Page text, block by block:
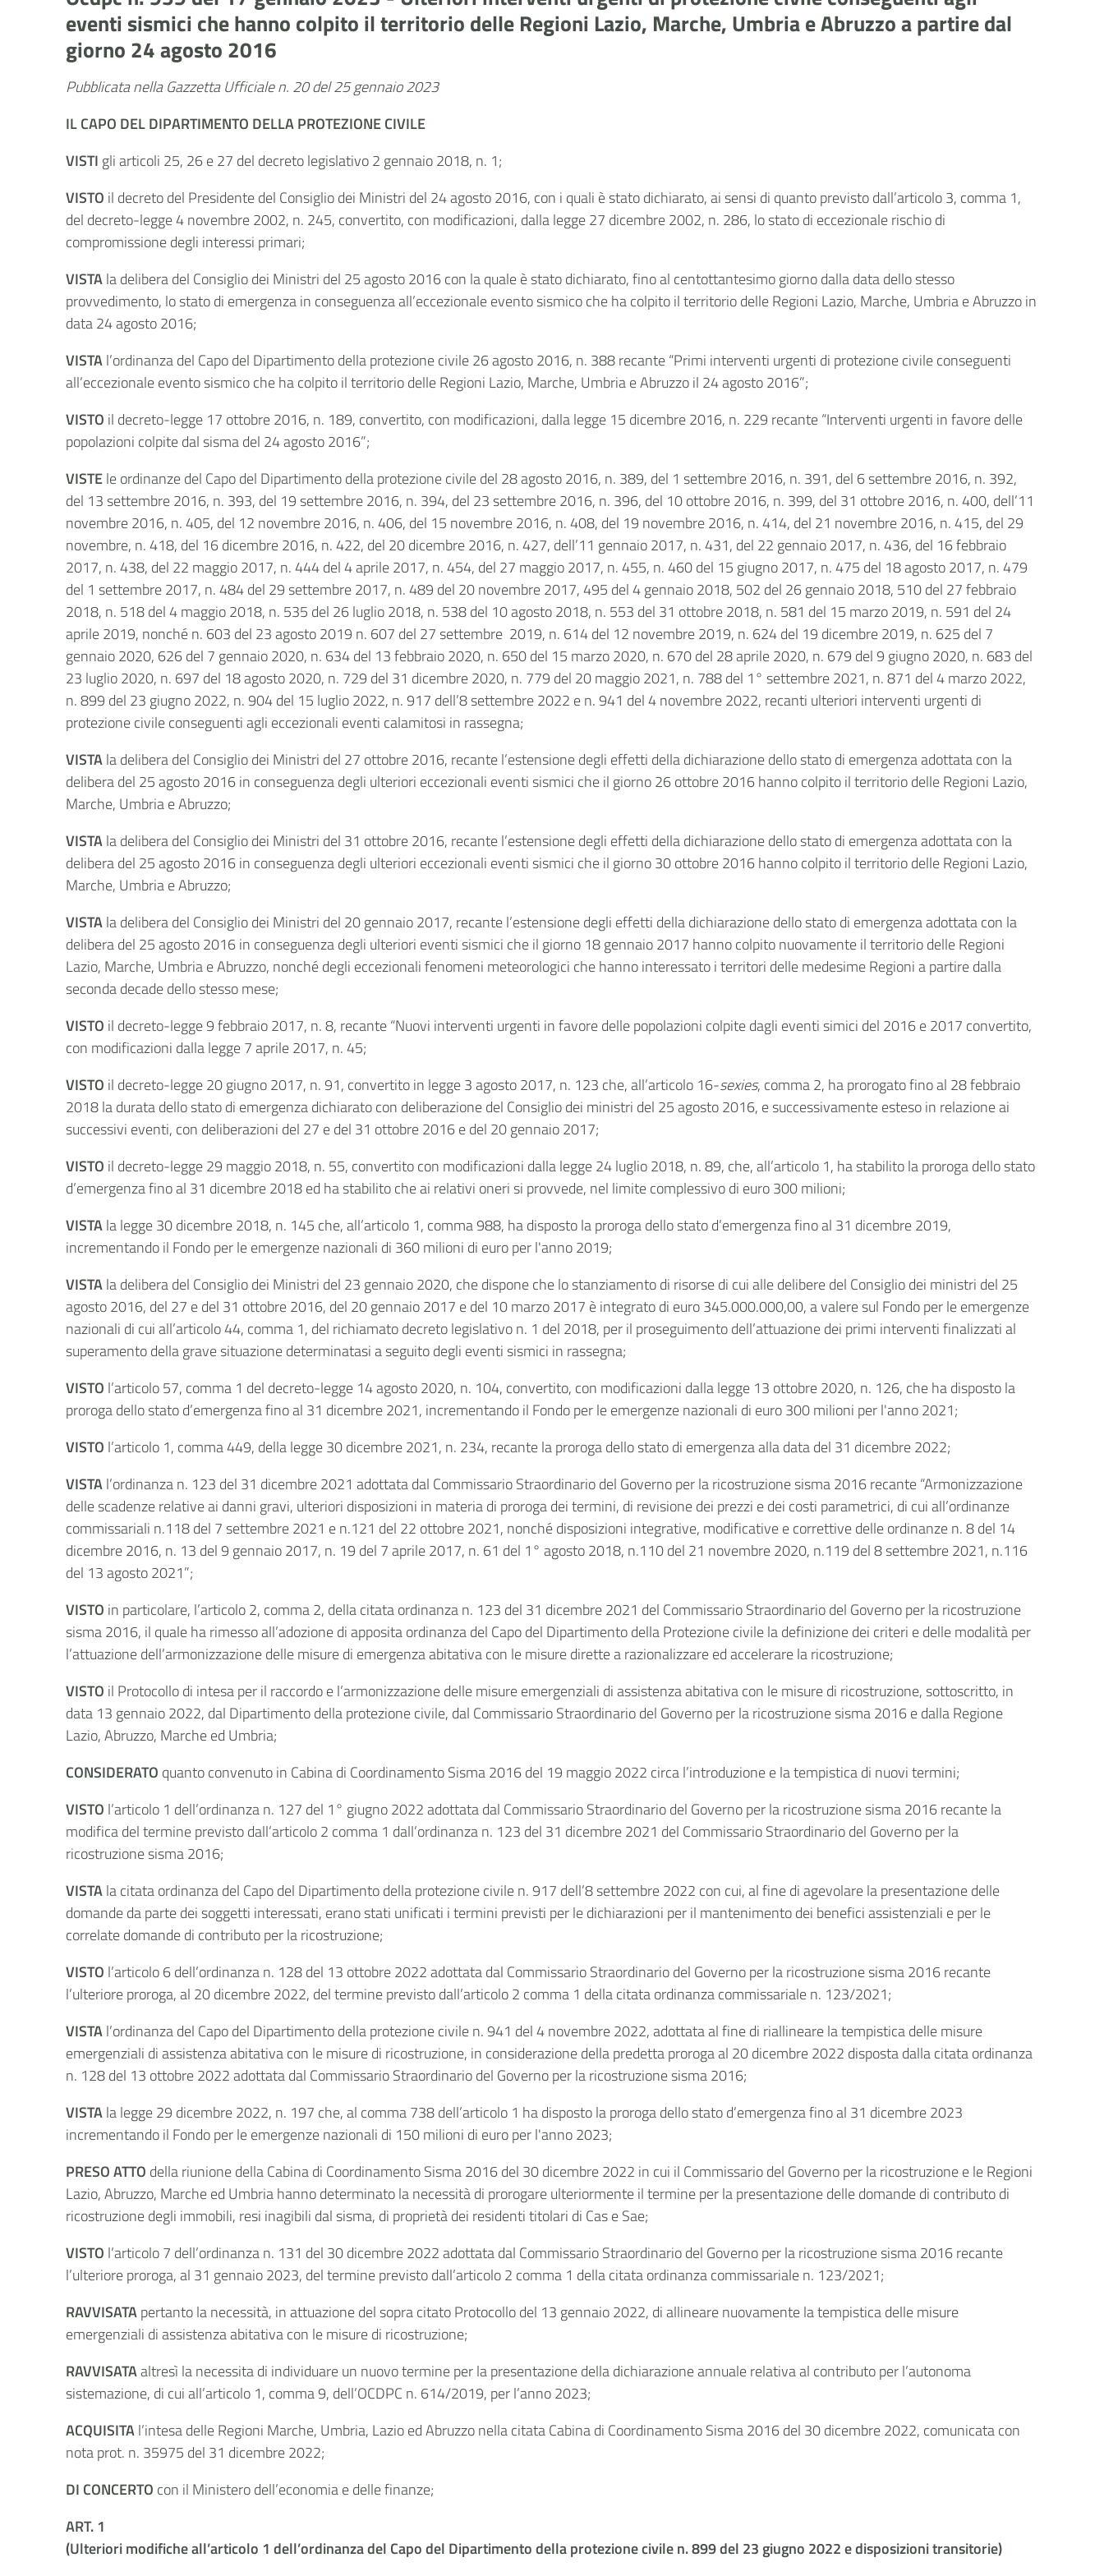
eventi sismici che hanno colpito il territorio delle Regioni Lazio, Marche, Umbria e Abruzzo a partire dal
giorno 24 agosto 2016
Pubblicata nella Gazzetta Ufficiale n. 20 del 25 gennaio 2023
IL CAPO DEL DIPARTIMENTO DELLA PROTEZIONE CIVILE
VISTI gli articoli 25, 26 e 27 del decreto legislativo 2 gennaio 2018, n. 1;
VISTO il decreto del Presidente del Consiglio dei Ministri del 24 agosto 2016, con i quali è stato dichiarato, ai sensi di quanto previsto dall’articolo 3, comma 1,
del decreto-legge 4 novembre 2002, n. 245, convertito, con modificazioni, dalla legge 27 dicembre 2002, n. 286, lo stato di eccezionale rischio di
compromissione degli interessi primari;
VISTAla delibera del Consiglio dei Ministri del 25 agosto 2016 con la quale è stato dichiarato, fino al centottantesimo giorno dalla data dello stesso
provvedimento, lo stato di emergenza in conseguenza all’eccezionale evento sismico che ha colpito il territorio delle Regioni Lazio, Marche, Umbria e Abruzzo in
data 24 agosto 2016;
VISTAl’ordinanza del Capo del Dipartimento della protezione civile 26 agosto 2016, n. 388 recante “Primi interventi urgenti di protezione civile conseguenti
all’eccezionale evento sismico che ha colpito il territorio delle Regioni Lazio, Marche, Umbria e Abruzzo il 24 agosto 2016”;
VISTO il decreto-legge 17 ottobre 2016, n. 189, convertito, con modificazioni, dalla legge 15 dicembre 2016, n. 229 recante “Interventi urgenti in favore delle
popolazioni colpite dal sisma del 24 agosto 2016”;
VISTEle ordinanze del Capo del Dipartimento della protezione civile del 28 agosto 2016, n. 389, del 1 settembre 2016, n. 391, del 6 settembre 2016, n. 392,
del 13 settembre 2016, n. 393, del 19 settembre 2016, n. 394, del 23 settembre 2016, n. 396, del 10 ottobre 2016, n. 399, del 31 ottobre 2016, n. 400, dell’11
novembre 2016, n. 405, del 12 novembre 2016, n. 406, del 15 novembre 2016, n. 408, del 19 novembre 2016, n. 414, del 21 novembre 2016, n. 415, del 29
novembre, n. 418, del 16 dicembre 2016, n. 422, del 20 dicembre 2016, n. 427, dell’11 gennaio 2017, n. 431, del 22 gennaio 2017, n. 436, del 16 febbraio
2017, n. 438, del 22 maggio 2017, n. 444 del 4 aprile 2017, n. 454, del 27 maggio 2017, n. 455, n. 460 del 15 giugno 2017, n. 475 del 18 agosto 2017, n. 479
del 1 settembre 2017, n. 484 del 29 settembre 2017, n. 489 del 20 novembre 2017, 495 del 4 gennaio 2018, 502 del 26 gennaio 2018, 510 del 27 febbraio
2018, n. 518 del 4 maggio 2018, n. 535 del 26 luglio 2018, n. 538 del 10 agosto 2018, n. 553 del 31 ottobre 2018, n. 581 del 15 marzo 2019, n. 591 del 24
aprile 2019, nonché n. 603 del 23 agosto 2019 n. 607 del 27 settembre 2019, n. 614 del 12 novembre 2019, n. 624 del 19 dicembre 2019, n. 625 del 7
gennaio 2020, 626 del 7 gennaio 2020, n. 634 del 13 febbraio 2020, n. 650 del 15 marzo 2020, n. 670 del 28 aprile 2020, n. 679 del 9 giugno 2020, n. 683 del
23 luglio 2020, n. 697 del 18 agosto 2020, n. 729 del 31 dicembre 2020, n. 779 del 20 maggio 2021, n. 788 del 1° settembre 2021, n. 871 del 4 marzo 2022,
n. 899 del 23 giugno 2022, n. 904 del 15 luglio 2022, n. 917 dell’8 settembre 2022 e n. 941 del 4 novembre 2022, recanti ulteriori interventi urgenti di
protezione civile conseguenti agli eccezionali eventi calamitosi in rassegna;
VISTAla delibera del Consiglio dei Ministri del 27 ottobre 2016, recante l’estensione degli effetti della dichiarazione dello stato di emergenza adottata con la
delibera del 25 agosto 2016 in conseguenza degli ulteriori eccezionali eventi sismici che il giorno 26 ottobre 2016 hanno colpito il territorio delle Regioni Lazio,
Marche, Umbria e Abruzzo;
VISTAla delibera del Consiglio dei Ministri del 31 ottobre 2016, recante l’estensione degli effetti della dichiarazione dello stato di emergenza adottata con la
delibera del 25 agosto 2016 in conseguenza degli ulteriori eccezionali eventi sismici che il giorno 30 ottobre 2016 hanno colpito il territorio delle Regioni Lazio,
Marche, Umbria e Abruzzo;
VISTAla delibera del Consiglio dei Ministri del 20 gennaio 2017, recante l’estensione degli effetti della dichiarazione dello stato di emergenza adottata con la
delibera del 25 agosto 2016 in conseguenza degli ulteriori eventi sismici che il giorno 18 gennaio 2017 hanno colpito nuovamente il territorio delle Regioni
Lazio, Marche, Umbria e Abruzzo, nonché degli eccezionali fenomeni meteorologici che hanno interessato i territori delle medesime Regioni a partire dalla
seconda decade dello stesso mese;
VISTO il decreto-legge 9 febbraio 2017, n. 8, recante “Nuovi interventi urgenti in favore delle popolazioni colpite dagli eventi simici del 2016 e 2017 convertito,
con modificazioni dalla legge 7 aprile 2017, n. 45;
VISTO il decreto-legge 20 giugno 2017, n. 91, convertito in legge 3 agosto 2017, n. 123 che, all’articolo 16-sexies, comma 2, ha prorogato fino al 28 febbraio
2018 la durata dello stato di emergenza dichiaratocon deliberazione del Consiglio dei ministri del 25 agosto 2016, e successivamente esteso in relazione ai
successivi eventi, con deliberazioni del 27 e del 31 ottobre 2016 e del 20 gennaio 2017;
VISTO il decreto-legge 29 maggio 2018, n. 55, convertito con modificazioni dalla legge 24 luglio 2018, n. 89, che, all’articolo 1, ha stabilito la proroga dello stato
d’emergenza fino al 31 dicembre 2018 ed ha stabilito che ai relativi oneri si provvede, nel limite complessivo di euro 300 milioni;
VISTAla legge 30 dicembre 2018, n. 145 che, all’articolo 1, comma 988, ha disposto la proroga dello stato d’emergenza fino al 31 dicembre 2019,
incrementando il Fondo per le emergenze nazionali di 360 milioni di euro per l'anno 2019;
VISTAla delibera del Consiglio dei Ministri del 23 gennaio 2020, che dispone che lo stanziamento di risorse di cui alle delibere del Consiglio dei ministri del 25
agosto 2016, del 27 e del 31 ottobre 2016, del 20 gennaio 2017 e del 10 marzo 2017 è integrato di euro 345.000.000,00, a valere sul Fondo per le emergenze
nazionali di cui all’articolo 44, comma 1, del richiamato decreto legislativo n. 1 del 2018, per il proseguimento dell’attuazione dei primi interventi finalizzati al
superamento della grave situazione determinatasi a seguito degli eventi sismici in rassegna;
VISTO l’articolo 57, comma 1 del decreto-legge 14 agosto 2020, n. 104, convertito, con modificazioni dalla legge 13 ottobre 2020, n. 126, che ha disposto la
proroga dello stato d’emergenza fino al 31 dicembre 2021, incrementando il Fondo per le emergenze nazionali di euro 300 milioni per l'anno 2021;
VISTO l’articolo 1, comma 449, della legge 30 dicembre 2021, n. 234, recante la proroga dello stato di emergenza alla data del 31 dicembre 2022;
VISTAl’ordinanza n. 123 del 31 dicembre 2021 adottata dal Commissario Straordinario del Governo per la ricostruzione sisma 2016 recante “Armonizzazione
delle scadenze relative ai danni gravi, ulteriori disposizioni in materia di proroga dei termini, di revisione dei prezzi e dei costi parametrici, di cui all’ordinanze
commissariali n.118 del 7 settembre 2021 e n.121 del 22 ottobre 2021, nonché disposizioni integrative, modificative e correttive delle ordinanze n. 8 del 14
dicembre 2016, n. 13 del 9 gennaio 2017, n. 19 del 7 aprile 2017, n. 61 del 1° agosto 2018, n.110 del 21 novembre 2020, n.119 del 8 settembre 2021, n.116
del 13 agosto 2021”;
VISTO in particolare, l’articolo 2, comma 2, della citata ordinanza n. 123 del 31 dicembre 2021 del Commissario Straordinario del Governo per la ricostruzione
sisma 2016, il quale ha rimesso all’adozione di apposita ordinanza del Capo del Dipartimento della Protezione civile la definizione dei criteri e delle modalità per
l’attuazione dell’armonizzazione delle misure di emergenza abitativa con le misure dirette a razionalizzare ed accelerare la ricostruzione;
VISTO il Protocollo di intesa per il raccordo e l’armonizzazione delle misure emergenziali di assistenza abitativa con le misure di ricostruzione, sottoscritto, in
data 13 gennaio 2022, dal Dipartimento della protezione civile, dal Commissario Straordinario del Governo per la ricostruzione sisma 2016 e dalla Regione
Lazio, Abruzzo, Marche ed Umbria;
CONSIDERATO quanto convenuto in Cabina di Coordinamento Sisma 2016 del 19 maggio 2022 circa l’introduzione e la tempistica di nuovi termini;
VISTO l’articolo 1 dell’ordinanza n. 127 del 1° giugno 2022 adottata dal Commissario Straordinario del Governo per la ricostruzione sisma 2016 recante la
modifica del termine previsto dall’articolo 2 comma 1 dall’ordinanza n. 123 del 31 dicembre 2021 del Commissario Straordinario del Governo per la
ricostruzione sisma 2016;
VISTAla citata ordinanza del Capo del Dipartimento della protezione civile n. 917 dell’8 settembre 2022 con cui, al fine di agevolare la presentazione delle
domande da parte dei soggetti interessati, erano stati unificati i termini previsti per le dichiarazioni per il mantenimento dei benefici assistenziali e per le
correlate domande di contributo per la ricostruzione;
VISTO l’articolo 6 dell’ordinanza n. 128 del 13 ottobre 2022 adottata dal Commissario Straordinario del Governo per la ricostruzione sisma 2016 recante
l’ulteriore proroga, al 20 dicembre 2022, del termine previsto dall’articolo 2 comma 1 della citata ordinanza commissariale n. 123/2021;
VISTAl’ordinanza del Capo del Dipartimento della protezione civile n. 941 del 4 novembre 2022, adottata al fine di riallineare la tempistica delle misure
emergenziali di assistenza abitativa con le misure di ricostruzione, in considerazione della predetta proroga al 20 dicembre 2022 disposta dalla citata ordinanza
n. 128 del 13 ottobre 2022 adottata dal Commissario Straordinario del Governo per la ricostruzione sisma 2016;
VISTAla legge 29 dicembre 2022, n. 197 che, al comma 738 dell’articolo 1 ha disposto la proroga dello stato d’emergenza fino al 31 dicembre 2023
incrementando il Fondo per le emergenze nazionali di 150 milioni di euro per l'anno 2023;
PRESO ATTO della riunione della Cabina di Coordinamento Sisma 2016 del 30 dicembre 2022 in cui il Commissario del Governo per la ricostruzione e le Regioni
Lazio, Abruzzo, Marche ed Umbria hanno determinato la necessità di prorogare ulteriormente il termine per la presentazione delle domande di contributo di
ricostruzione degli immobili, resi inagibili dal sisma, di proprietà dei residenti titolari di Cas e Sae;
VISTO l’articolo 7 dell’ordinanza n. 131 del 30 dicembre 2022 adottata dal Commissario Straordinario del Governo per la ricostruzione sisma 2016 recante
l’ulteriore proroga, al 31 gennaio 2023, del termine previsto dall’articolo 2 comma 1 della citata ordinanza commissariale n. 123/2021;
RAVVISATApertanto la necessità, in attuazione del sopra citato Protocollo del 13 gennaio 2022, di allineare nuovamente la tempistica delle misure
emergenziali di assistenza abitativa con le misure di ricostruzione;
RAVVISATAaltresì la necessita di individuare un nuovo termine per la presentazione della dichiarazione annuale relativa al contributo per l’autonoma
sistemazione, di cui all’articolo 1, comma 9, dell’OCDPC n. 614/2019, per l’anno 2023;
ACQUISITAl’intesa delle Regioni Marche, Umbria, Lazio ed Abruzzo nella citata Cabina di Coordinamento Sisma 2016 del 30 dicembre 2022, comunicata con
nota prot. n. 35975 del 31 dicembre 2022;
DI CONCERTO con il Ministero dell’economia e delle finanze;
ART. 1
(Ulteriori modifiche all’articolo 1 dell’ordinanza del Capo del Dipartimento della protezione civile n. 899 del 23 giugno 2022 e disposizioni transitorie)